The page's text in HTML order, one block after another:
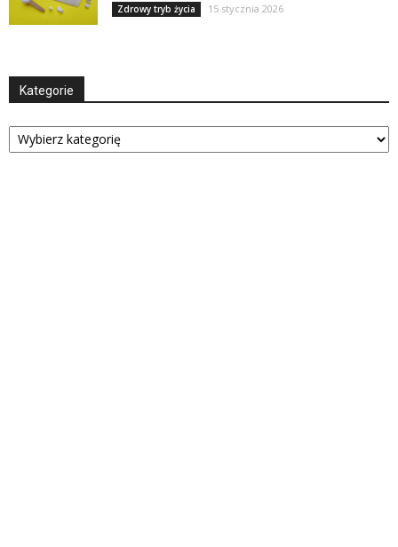
Zdrowy tryb życia 15 stycznia 2026
Kategorie
Kategorie